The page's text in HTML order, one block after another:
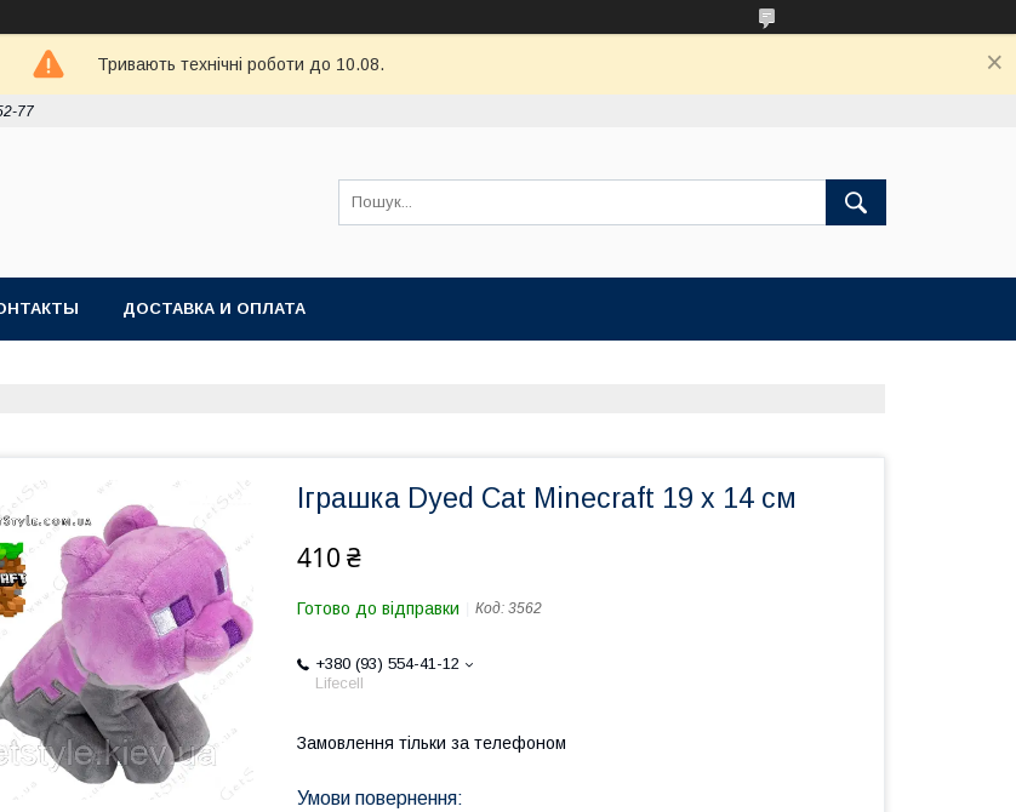
Тривають технічні роботи до 10.08.
77
ДОСТАВКА И ОПЛАТА
Іграшка Dyed Cat Minecraft 19 х 14 см
410 ₴
Готово до відправки Код: 3562
+380 (93) 554-41-12
Lifecell
Замовлення тільки за телефоном